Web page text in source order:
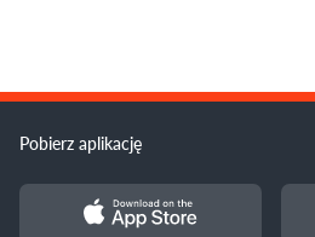
Pobierz aplikację